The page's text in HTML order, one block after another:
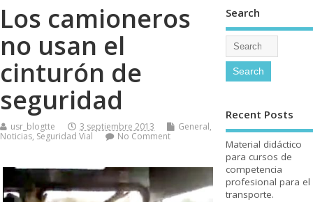
Los camioneros
no usan el
cinturón de
seguridad
usr_blogtte 3 septiembre 2013 General,
Noticias, Seguridad Vial No Comment
Search
Recent Posts
Material didáctico
para cursos de
competencia
profesional para el
transporte.